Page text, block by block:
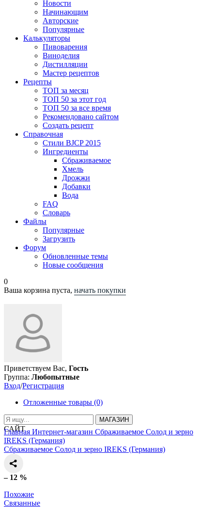
Новости
Начинающим
Авторские
Популярные
Калькуляторы
Пивоварения
Виноделия
Дистилляции
Мастер рецептов
Рецепты
ТОП за месяц
ТОП 50 за этот год
ТОП 50 за все время
Рекомендовано сайтом
Создать рецепт
Справочная
Стили BJCP 2015
Ингредиенты
Сбраживаемое
Хмель
Дрожжи
Добавки
Вода
FAQ
Словарь
Файлы
Популярные
Загрузить
Форум
Обновленные темы
Новые сообщения
0
Ваша корзина пуста, начать покупки
Приветствуем Вас, Гость
Группа: Любопытные
Вход/Регистрация
Отложенные товары (0)
МАГАЗИН
САЙТ
Главная Интернет-магазин Сбраживаемое Солод и зерно
IREKS (Германия)
Сбраживаемое Солод и зерно IREKS (Германия)
– 12 %
Похожие
Связанные